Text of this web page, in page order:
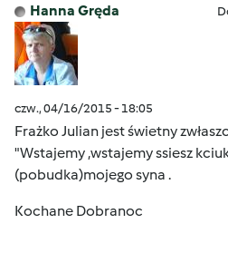
Hanna Gręda
czw., 04/16/2015 - 18:05
Frażko Julian jest świetny
"Wstajemy ,wstajemy ssiesz
(pobudka)mojego syna .
Kochane Dobranoc